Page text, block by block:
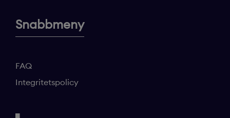
Snabbmeny
FAQ
Integritetspolicy